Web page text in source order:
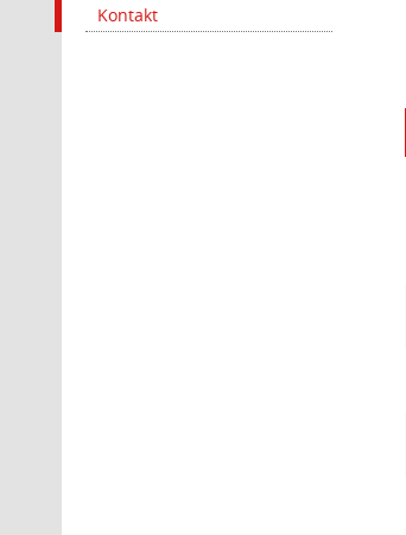
Kontakt